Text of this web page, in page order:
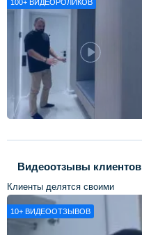
100+ ВИДЕОРОЛИКОВ
Видеоотзывы клиентов
Клиенты делятся своими
впечатлениями о нашей работе
10+ ВИДЕООТЗЫВОВ